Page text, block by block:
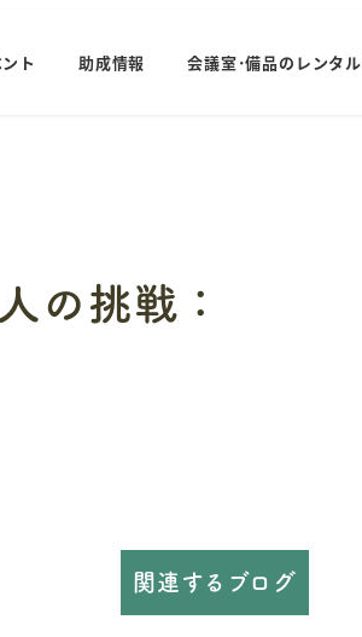
ト 助成情報 会議室･備品のレンタル
の挑戦：
関連するブログ